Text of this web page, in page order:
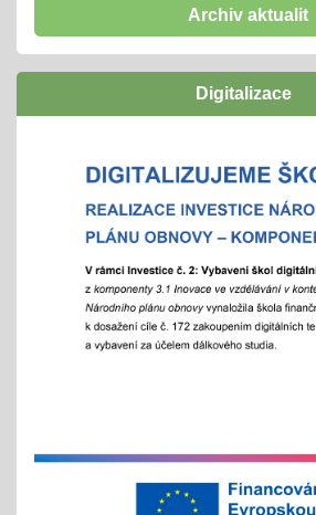
chceme školu, kde se všichni
naplno rozvinout svůj
01.02.2026
městská, okresní a vyšší kola
"držíme palce"
Zápisy online pro školní rok
15.01.2026
- letošní zápis do ZŠ pro 1. ročník
Chystáte se k zápisu?
Archiv aktualit
Digitalizace